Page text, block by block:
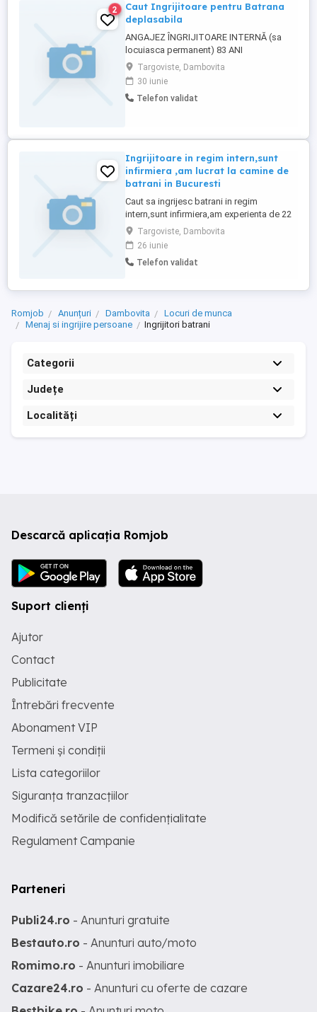
2
Caut Ingrijitoare pentru Batrana
deplasabila
ANGAJEZ ÎNGRIJITOARE INTERNĂ (sa
locuiasca permanent) 83 ANI
(ALZHEIMER) Caut îngrijitoare internă
serioasă pentru doamnă de 83 de ani,
deplasabilă, cu Alzheimer. Locuieste in
apartament. Sarcini: * igienă personală și
Targoviste, Dambovita
30 iunie
Telefon validat
Ingrijitoare in regim intern,sunt
infirmiera ,am lucrat la camine de
batrani in Bucuresti
Caut sa ingrijesc batrani in regim
intern,sunt infirmiera,am experienta de 22
de ani Targoviste
Targoviste, Dambovita
26 iunie
Telefon validat
Romjob Anunțuri Dambovita
Locuri de munca
Menaj si ingrijire persoane
Ingrijitori batrani
Categorii
Județe
Localități
Descarcă aplicația Romjob
Suport clienți
Ajutor
Contact
Publicitate
Întrebări frecvente
Abonament VIP
Termeni și condiții
Lista categoriilor
Siguranța tranzacțiilor
Modifică setările de confidențialitate
Regulament Campanie
Parteneri
Publi24.ro - Anunturi gratuite
Bestauto.ro - Anunturi auto/moto
Romimo.ro - Anunturi imobiliare
Cazare24.ro - Anunturi cu oferte de cazare